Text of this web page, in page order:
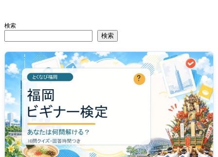
検索
検索